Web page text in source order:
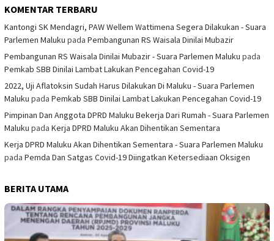
KOMENTAR TERBARU
Kantongi SK Mendagri, PAW Wellem Wattimena Segera Dilakukan - Suara
Parlemen Maluku pada Pembangunan RS Waisala Dinilai Mubazir
Pembangunan RS Waisala Dinilai Mubazir - Suara Parlemen Maluku pada
Pemkab SBB Dinilai Lambat Lakukan Pencegahan Covid-19
2022, Uji Aflatoksin Sudah Harus Dilakukan Di Maluku - Suara Parlemen
Maluku pada Pemkab SBB Dinilai Lambat Lakukan Pencegahan Covid-19
Pimpinan Dan Anggota DPRD Maluku Bekerja Dari Rumah - Suara Parlemen
Maluku pada Kerja DPRD Maluku Akan Dihentikan Sementara
Kerja DPRD Maluku Akan Dihentikan Sementara - Suara Parlemen Maluku
pada Pemda Dan Satgas Covid-19 Diingatkan Ketersediaan Oksigen
BERITA UTAMA